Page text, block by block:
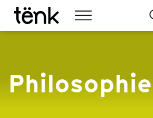
Philosophie